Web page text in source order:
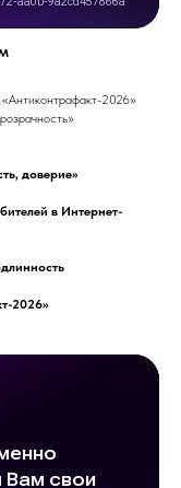
2026»
доверие»
в Интернет-
2026»